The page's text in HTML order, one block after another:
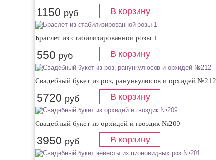
1150 руб
Браслет из стабилизированной розы 1
550 руб
Свадебный букет из роз, ранункулюсов и орхидей №212
5720 руб
Свадебный букет из орхидей и гвоздик №209
3950 руб